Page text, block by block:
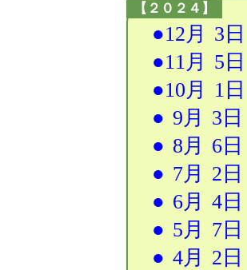
【２０２４】
●12月 3日
●11月 5日
●10月 1日
● 9月 3日
● 8月 6日
● 7月 2日
● 6月 4日
● 5月 7日
● 4月 2日